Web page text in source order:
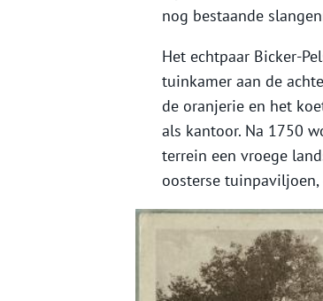
nog bestaande
Het echtpaar Bicker-
tuinkamer aan de
de oranjerie en het
als kantoor. Na 1750
terrein een vroege
oosterse tuinpaviljoen,